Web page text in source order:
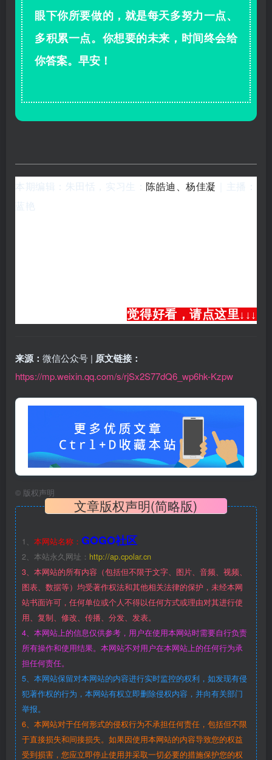
眼下你所要做的，就是每天多努力一点、
多积累一点。你想要的未来，时间终会给
你答案。早安！
本期编辑：朱田恬，实习生：陈皓迪、杨佳凝 ｜主播：
蓝艳
觉得好看，请点这里↓ ↓ ↓
来源： 微信公众号 | 原文链接：
https://mp.weixin.qq.com/s/rjSx2S77dQ6_wp6hk-Kzpw
© 版权声明
文章版权声明(简略版)
1、 本网站名称： GOGO社区
2、本站永久网址： http://ap.cpolar.cn
3、本网站的所有内容（包括但不限于文字、图片、音频、视频、
图表、数据等）均受著作权法和其他相关法律的保护，未经本网
站书面许可，任何单位或个人不得以任何方式或理由对其进行使
用、复制、修改、传播、分发、发表。
4、本网站上的信息仅供参考，用户在使用本网站时需要自行负责
所有操作和使用结果。本网站不对用户在本网站上的任何行为承
担任何责任。
5、本网站保留对本网站的内容进行实时监控的权利，如发现有侵
犯著作权的行为，本网站有权立即删除侵权内容，并向有关部门
举报。
6、本网站对于任何形式的侵权行为不承担任何责任，包括但不限
于直接损失和间接损失。如果因使用本网站的内容导致您的权益
受到损害，您应立即停止使用并采取一切必要的措施保护您的权